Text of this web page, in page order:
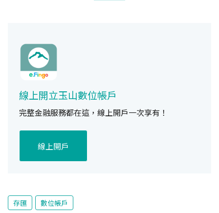
線上開立玉山數位帳戶
完整金融服務都在這，線上開戶一次享有！
線上開戶
存匯 數位帳戶